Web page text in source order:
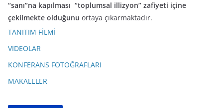
“sanı”na kapılması “toplumsal illizyon” zafiyeti içine
çekilmekte olduğunu ortaya çıkarmaktadır.
TANITIM FİLMİ
VIDEOLAR
KONFERANS FOTOĞRAFLARI
MAKALELER